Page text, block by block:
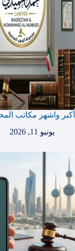
أكبر واشهر مكاتب
يونيو 11, 2026